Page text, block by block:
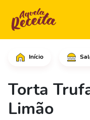
Início
Torta
Limão
Triture os